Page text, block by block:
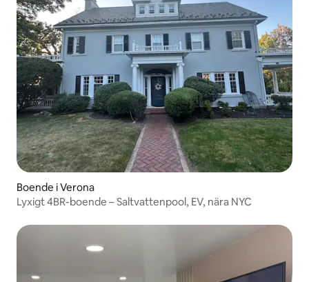
Boende i Verona
Lyxigt 4BR-boende – Saltvattenpool, EV, nära NYC